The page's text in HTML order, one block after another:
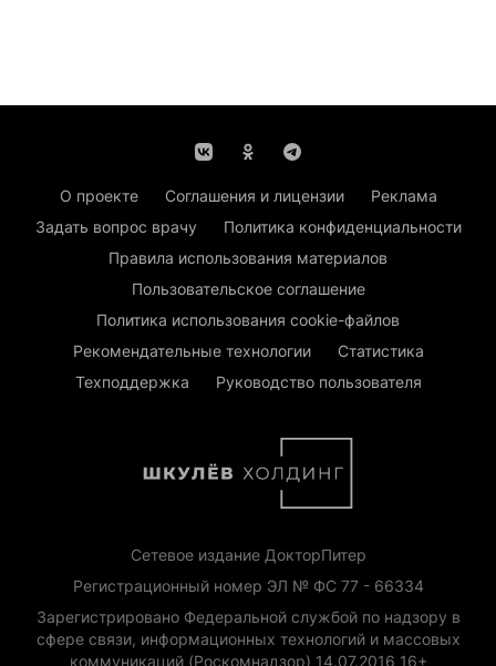
О проекте Соглашения и лицензии
Реклама
Задать вопрос врачу
Политика конфиденциальности
Правила использования материалов
Пользовательское соглашение
Политика использования cookie-файлов
Рекомендательные технологии
Статистика
Техподдержка
Руководство пользователя
Сетевое издание ДокторПитер
Регистрационный номер ЭЛ № ФС 77 - 66334
Зарегистрировано Федеральной службой по надзору в
сфере связи, информационных технологий и массовых
коммуникаций (Роскомнадзор) 14.07.2016 16+